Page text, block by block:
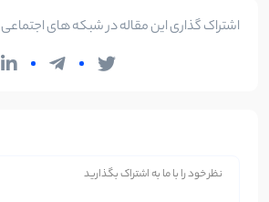
اشتراک گذاری این مقاله در شبکه های اجتماعی